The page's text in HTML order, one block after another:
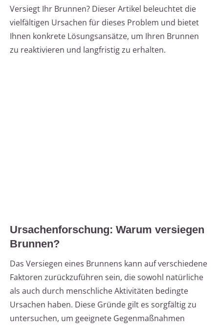
Versiegt Ihr Brunnen? Dieser Artikel beleuchtet die
vielfältigen Ursachen für dieses Problem und bietet
Ihnen konkrete Lösungsansätze, um Ihren Brunnen
zu reaktivieren und langfristig zu erhalten.
Ursachenforschung: Warum versiegen
Brunnen?
Das Versiegen eines Brunnens kann auf verschiedene
Faktoren zurückzuführen sein, die sowohl natürliche
als auch durch menschliche Aktivitäten bedingte
Ursachen haben. Diese Gründe gilt es sorgfältig zu
untersuchen, um geeignete Gegenmaßnahmen